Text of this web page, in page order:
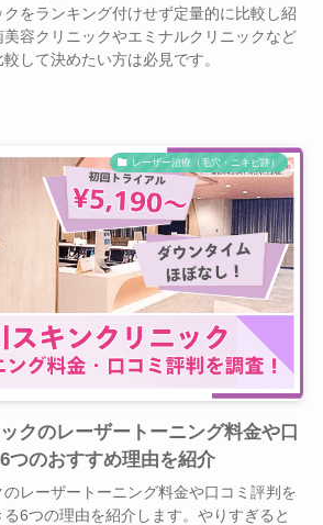
をランキング付けせず定量的に比較し紹
容クリニックやエミナルクリニックなど
して決めたい方は必見です。
レーザー治療（毛穴・ニキビ跡）
クのレーザートーニング料金や口
つのおすすめ理由を紹介
レーザートーニング料金や口コミ評判を
6つの理由を紹介します。やりすぎると